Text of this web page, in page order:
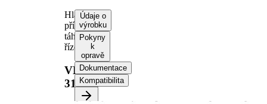
Hlava
příčného
táhla
řízení
VKDY
312020
Údaje o
výrobku
Pokyny
k
opravě
Dokumentace
Kompatibilita